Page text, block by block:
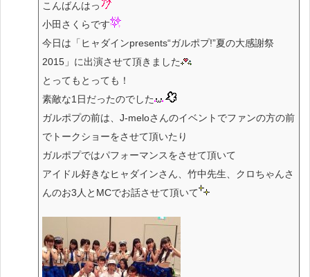
こんばんはっ
小田さくらです
今日は「ヒャダインpresents“ガルポプ!”夏の大感謝祭
2015」に出演させて頂きました
とってもとっても！
素敵な1日だったのでした
ガルポプの前は、J-meloさんのイベントでファンの方の前
でトークショーをさせて頂いたり
ガルポプではパフォーマンスをさせて頂いて
アイドル好きなヒャダインさん、竹中先生、クロちゃんさ
んのお3人とMCでお話させて頂いて